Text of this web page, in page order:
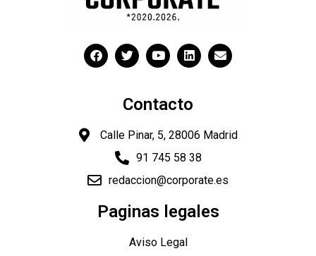
Contacto
Calle Pinar, 5, 28006 Madrid
91 745 58 38
redaccion@corporate.es
Paginas legales
Aviso Legal